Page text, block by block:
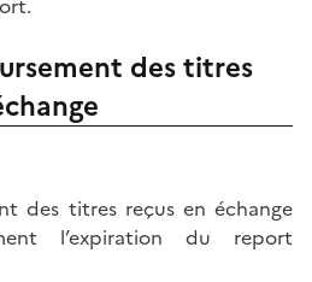
des titres
des titres reçus en échange
l’expiration du report